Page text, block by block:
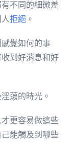
不同的細微差
拒絕 。
覺如何的事
到好消息和好
蕩的時光。
更容易做這些
能觸及到哪些